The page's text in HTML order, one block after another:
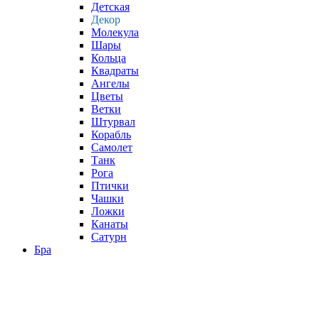
Детская
Декор
Молекула
Шары
Кольца
Квадраты
Ангелы
Цветы
Ветки
Штурвал
Корабль
Самолет
Танк
Рога
Птички
Чашки
Ложки
Канаты
Сатурн
Бра